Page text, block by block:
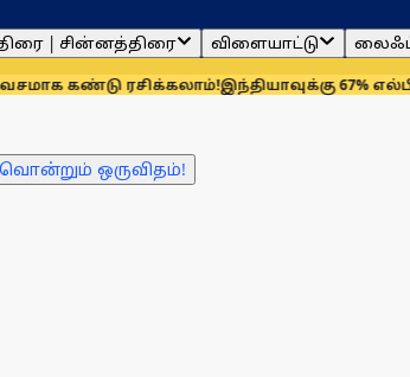
| சின்னத்திரை விளையாட்டு
ரசிக்கலாம்! இந்தியாவுக்கு 67% எல்பிஜி
ஒருவிதம்!